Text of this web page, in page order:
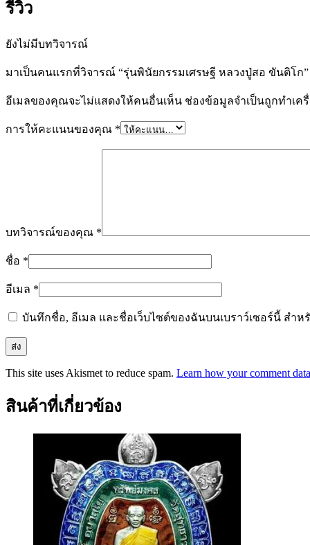
รีวิว
ยังไม่มีบทวิจารณ์
มาเป็นคนแรกที่วิจารณ์ “รุ่นพินัยกรรมเศรษฐี หลวงปู่สอ ขันติโก”
อีเมลของคุณจะไม่แสดงให้คนอื่นเห็น ช่องข้อมูลจำเป็นถูกทำเค
การให้คะแนนของคุณ *
บทวิจารณ์ของคุณ *
ชื่อ *
อีเมล *
บันทึกชื่อ, อีเมล และชื่อเว็บไซต์ของฉันบนเบราว์เซอร์นี้ สำห
This site uses Akismet to reduce spam. Learn how your comment
สินค้าที่เกี่ยวข้อง